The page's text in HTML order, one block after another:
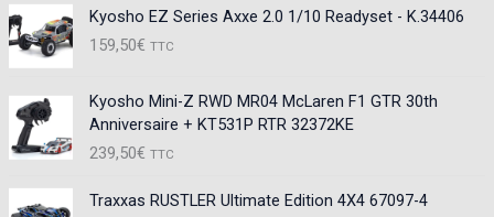
Kyosho EZ Series Axxe 2.0 1/10 Readyset - K.34406
159,50€ TTC
Kyosho Mini-Z RWD MR04 McLaren F1 GTR 30th
Anniversaire + KT531P RTR 32372KE
239,50€ TTC
Traxxas RUSTLER Ultimate Edition 4X4 67097-4